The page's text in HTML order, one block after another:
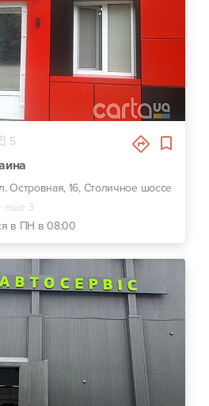
5
Островная, 16, Столичное шоссе
еще 3
в ПН в 08:00